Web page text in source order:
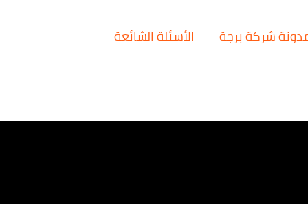
شركة برجة الأسئلة الشائعة